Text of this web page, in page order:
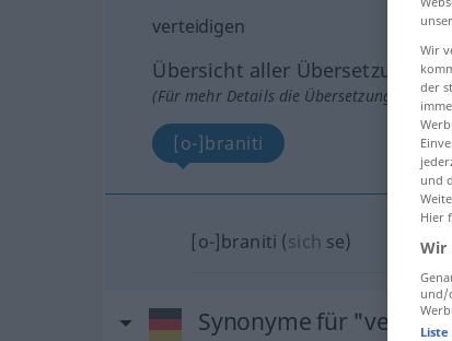
verteidigen
Übersicht aller Übersetzungen
(Für mehr Details die Übersetzung
[o-]braniti
[o-]braniti (sich se)
Synonyme für
Wir
der
und
Hier
Wir
und/